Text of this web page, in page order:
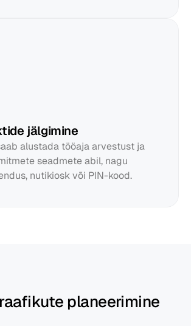
jälgimine
alustada tööaja arvestust ja
seadmete abil, nagu
nutikiosk või PIN-kood.
planeerimine